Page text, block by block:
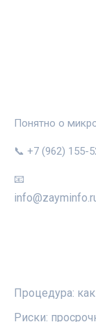
Понятно о
📞 +7 (962) 155-
📧
Процедура:
Риски: